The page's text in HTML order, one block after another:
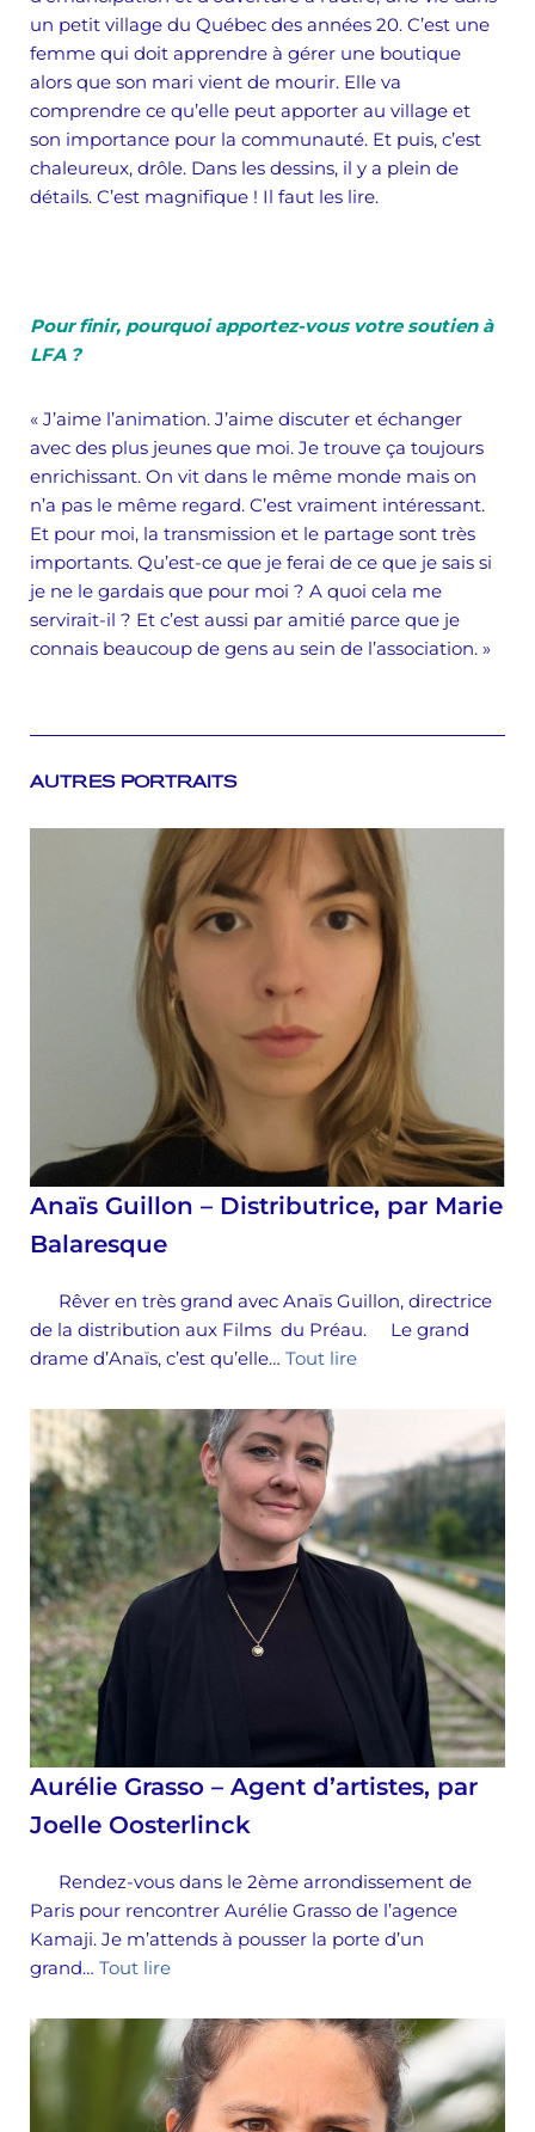
un petit village du Québec des années 20. C’est une
femme qui doit apprendre à gérer une boutique
alors que son mari vient de mourir. Elle va
comprendre ce qu’elle peut apporter au village et
son importance pour la communauté. Et puis, c’est
chaleureux, drôle. Dans les dessins, il y a plein de
détails. C’est magnifique ! Il faut les lire.
Pour finir, pourquoi apportez-vous votre soutien à
LFA ?
« J’aime l’animation. J’aime discuter et échanger
avec des plus jeunes que moi. Je trouve ça toujours
enrichissant. On vit dans le même monde mais on
n’a pas le même regard. C’est vraiment intéressant.
Et pour moi, la transmission et le partage sont très
importants. Qu’est-ce que je ferai de ce que je sais si
je ne le gardais que pour moi ? A quoi cela me
servirait-il ? Et c’est aussi par amitié parce que je
connais beaucoup de gens au sein de l’association. »
AUTRES PORTRAITS
Anaïs Guillon – Distributrice, par Marie
Balaresque
Rêver en très grand avec Anaïs Guillon, directrice
de la distribution aux Films du Préau. Le grand
drame d’Anaïs, c’est qu’elle… Tout lire
Aurélie Grasso – Agent d’artistes, par
Joelle Oosterlinck
Rendez-vous dans le 2ème arrondissement de
Paris pour rencontrer Aurélie Grasso de l’agence
Kamaji. Je m’attends à pousser la porte d’un
grand… Tout lire